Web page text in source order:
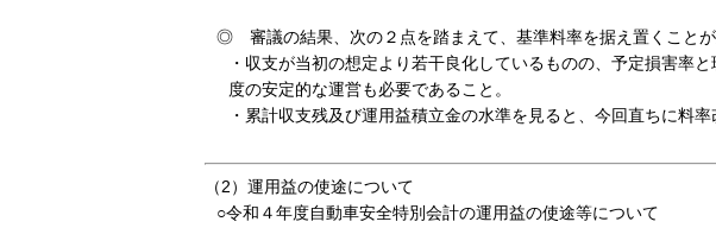
◎ 審議の結果、次の２点を踏まえて、基準料率を据え置くことが
・収支が当初の想定より若干良化しているものの、予定損害率
度の安定的な運営も必要であること。
・累計収支残及び運用益積立金の水準を見ると、今回直ちに料
（2）運用益の使途について
○令和４年度自動車安全特別会計の運用益の使途等について